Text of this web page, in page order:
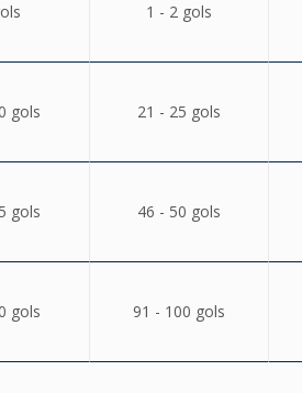
1 - 2 gols
gols 21 - 25 gols
gols 46 - 50 gols
gols 91 - 100 gols